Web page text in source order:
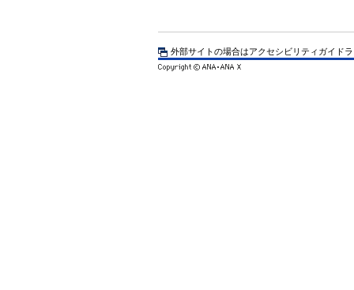
外部サイトの場合はアクセシビリティガイド